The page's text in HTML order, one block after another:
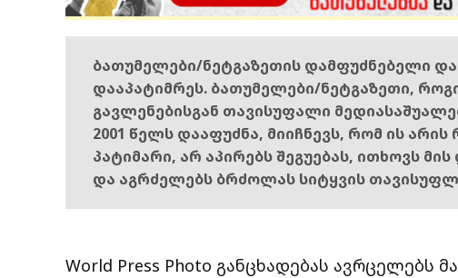
ბათუმელები/ნეტგაზეთის დამფუძნებელი
დააპატიმრეს. ბათუმელები/ნეტგაზეთი,
გავლენებისგან თავისუფალი
2001 წელს დააფუძნა, მიიჩნევს, რომ ის
პატიმარი, არ აპირებს შეგუებას, ითხოვს
და აგრძელებს ბრძოლას სიტყვის
World Press Photo განცხადებას